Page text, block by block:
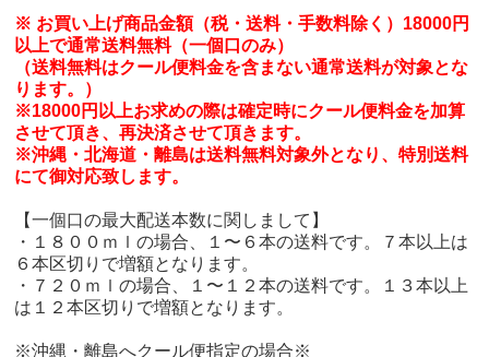
※ お買い上げ商品金額（税・送料・手数料除く）18000円
以上で通常送料無料（一個口のみ）
（送料無料はクール便料金を含まない通常送料が対象とな
ります。）
※18000円以上お求めの際は確定時にクール便料金を加算
させて頂き、再決済させて頂きます。
※沖縄・北海道・離島は送料無料対象外となり、特別送料
にて御対応致します。
【一個口の最大配送本数に関しまして】
・１８００ｍｌの場合、１〜６本の送料です。７本以上は
６本区切りで増額となります。
・７２０ｍｌの場合、１〜１２本の送料です。１３本以上
は１２本区切りで増額となります。
※沖縄・離島へクール便指定の場合※